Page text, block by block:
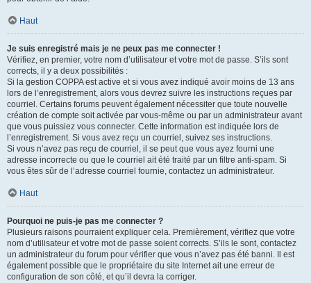
Haut
Je suis enregistré mais je ne peux pas me connecter !
Vérifiez, en premier, votre nom d’utilisateur et votre mot de passe. S’ils sont
corrects, il y a deux possibilités :
Si la gestion COPPA est active et si vous avez indiqué avoir moins de 13 ans
lors de l’enregistrement, alors vous devrez suivre les instructions reçues par
courriel. Certains forums peuvent également nécessiter que toute nouvelle
création de compte soit activée par vous-même ou par un administrateur avant
que vous puissiez vous connecter. Cette information est indiquée lors de
l’enregistrement. Si vous avez reçu un courriel, suivez ses instructions.
Si vous n’avez pas reçu de courriel, il se peut que vous ayez fourni une
adresse incorrecte ou que le courriel ait été traité par un filtre anti-spam. Si
vous êtes sûr de l’adresse courriel fournie, contactez un administrateur.
Haut
Pourquoi ne puis-je pas me connecter ?
Plusieurs raisons pourraient expliquer cela. Premièrement, vérifiez que votre
nom d’utilisateur et votre mot de passe soient corrects. S’ils le sont, contactez
un administrateur du forum pour vérifier que vous n’avez pas été banni. Il est
également possible que le propriétaire du site Internet ait une erreur de
configuration de son côté, et qu’il devra la corriger.